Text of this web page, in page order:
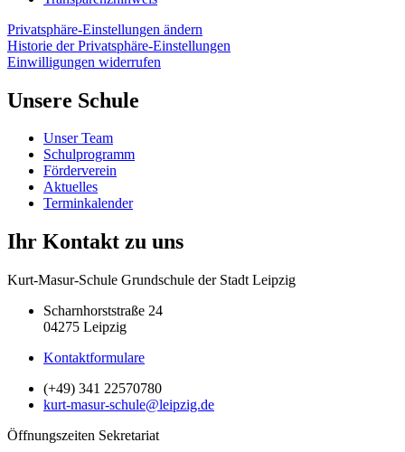
Privatsphäre-Einstellungen ändern
Historie der Privatsphäre-Einstellungen
Einwilligungen widerrufen
Unsere Schule
Unser Team
Schulprogramm
Förderverein
Aktuelles
Terminkalender
Ihr Kontakt zu uns
Kurt-Masur-Schule Grundschule der Stadt Leipzig
Scharnhorststraße 24
04275 Leipzig
Kontaktformulare
(+49) 341 22570780
kurt-masur-schule@leipzig.de
Öffnungszeiten Sekretariat